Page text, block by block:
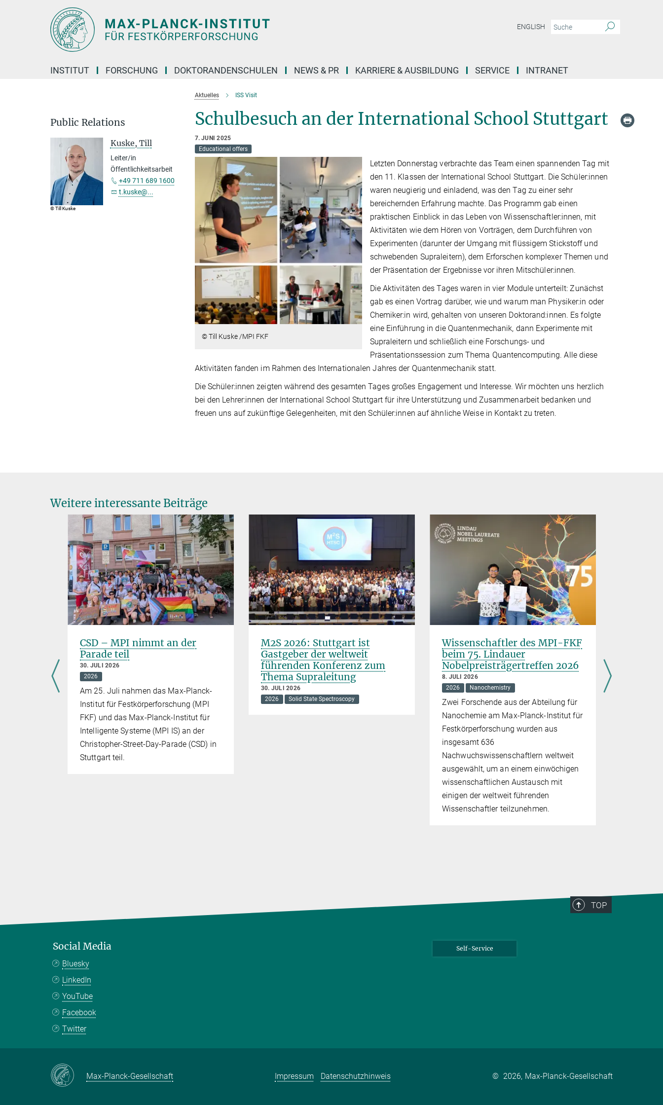
ENGLISH
INSTITUT FORSCHUNG DOKTORANDENSCHULEN NEWS & PR KARRIERE & AUSBILDUNG SERVICE INTRANET
Aktuelles ISS Visit
Schulbesuch an der International School Stuttgart
7. JUNI 2025
Educational offers
© Till Kuske /MPI FKF
Letzten Donnerstag verbrachte das Team einen spannenden Tag mit
den 11. Klassen der International School Stuttgart. Die Schüler:innen
waren neugierig und einladend, was den Tag zu einer sehr
bereichernden Erfahrung machte. Das Programm gab einen
praktischen Einblick in das Leben von Wissenschaftler:innen, mit
Aktivitäten wie dem Hören von Vorträgen, dem Durchführen von
Experimenten (darunter der Umgang mit flüssigem Stickstoff und
schwebenden Supraleitern), dem Erforschen komplexer Themen und
der Präsentation der Ergebnisse vor ihren Mitschüler:innen.
Die Aktivitäten des Tages waren in vier Module unterteilt: Zunächst
gab es einen Vortrag darüber, wie und warum man Physiker:in oder
Chemiker:in wird, gehalten von unseren Doktorand:innen. Es folgte
eine Einführung in die Quantenmechanik, dann Experimente mit
Supraleitern und schließlich eine Forschungs- und
Präsentationssession zum Thema Quantencomputing. Alle diese
Aktivitäten fanden im Rahmen des Internationalen Jahres der Quantenmechanik statt.
Die Schüler:innen zeigten während des gesamten Tages großes Engagement und Interesse. Wir möchten uns herzlich
bei den Lehrer:innen der International School Stuttgart für ihre Unterstützung und Zusammenarbeit bedanken und
freuen uns auf zukünftige Gelegenheiten, mit den Schüler:innen auf ähnliche Weise in Kontakt zu treten.
Public Relations
© Till Kuske
Kuske, Till
Leiter/in
Öffentlichkeitsarbeit
+49 711 689 1600
t.kuske@...
Weitere interessante Beiträge
CSD – MPI nimmt an der
Parade teil
30. JULI 2026
2026
Am 25. Juli nahmen das Max-Planck-
Institut für Festkörperforschung (MPI
FKF) und das Max-Planck-Institut für
Intelligente Systeme (MPI IS) an der
Christopher-Street-Day-Parade (CSD) in
Stuttgart teil.
M2S 2026: Stuttgart ist
Gastgeber der weltweit
führenden Konferenz zum
Thema Supraleitung
30. JULI 2026
2026
Solid State Spectroscopy
Wissenschaftler des MPI-FKF
beim 75. Lindauer
Nobelpreisträgertreffen 2026
8. JULI 2026
2026
Nanochemistry
Zwei Forschende aus der Abteilung für
Nanochemie am Max-Planck-Institut für
Festkörperforschung wurden aus
insgesamt 636
Nachwuchswissenschaftlern weltweit
ausgewählt, um an einem einwöchigen
wissenschaftlichen Austausch mit
einigen der weltweit führenden
Wissenschaftler teilzunehmen.
TOP
Social Media
Bluesky
LinkedIn
YouTube
Facebook
Twitter
Self-Service
Max-Planck-Gesellschaft Impressum Datenschutzhinweis © 2026, Max-Planck-Gesellschaft